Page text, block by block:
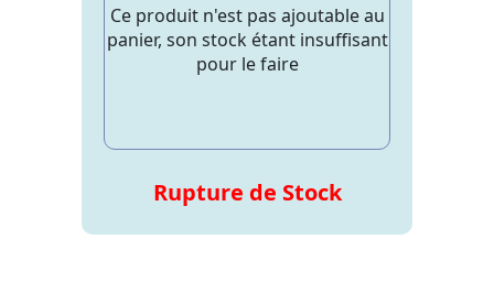
Ce produit n'est pas ajoutable au
panier, son stock étant insuffisant
pour le faire
Rupture de Stock